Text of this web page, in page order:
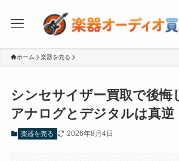
ホーム 楽器を売る
シンセサイザー買取で後悔
アナログとデジタルは真逆
楽器を売る 2026年8月4日